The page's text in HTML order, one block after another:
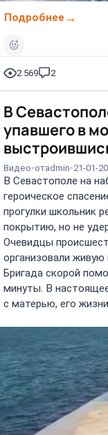
Подробнее
2 569 2
В
упавшего в
Видео отadmin 21-01-
В Севастополе на
героическое
прогулки школьник
покрытию, но не
Очевидцы
организовали
Бригада скорой
минуты. В
с матерью, его